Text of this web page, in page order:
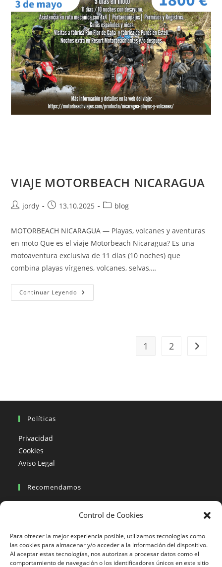
Control de Cookies
Para ofrecer la mejor experiencia posible, utilizamos tecnologías como
las cookies para almacenar y/o acceder a la información del dispositivo.
Al aceptar estas tecnologías, nos autorizas a procesar datos como el
comportamiento de navegación o los identificadores únicos en este sitio
VIAJE MOTORBEACH NICARAGUA
Autor
la
entrada:
jordy
Publicación
la
entrada:
13.10.2025
Categoría
entrada:
blog
MOTORBEACH NICARAGUA — Playas, volcanes y aventuras
en moto Que es el viaje Motorbeach Nicaragua? Es una
motoaventura exclusiva de 11 días (10 noches) que
combina playas vírgenes, volcanes, selvas,…
Continuar Leyendo VIAJE
MOTORBEACH
1 2 Ir a la
Políticas
Privacidad
Cookies
Aviso Legal
Recomendamos
Viajes en moto organizados
Blogs viajes en moto
Más Visto